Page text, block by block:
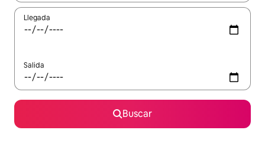
Llegada
Salida
Buscar